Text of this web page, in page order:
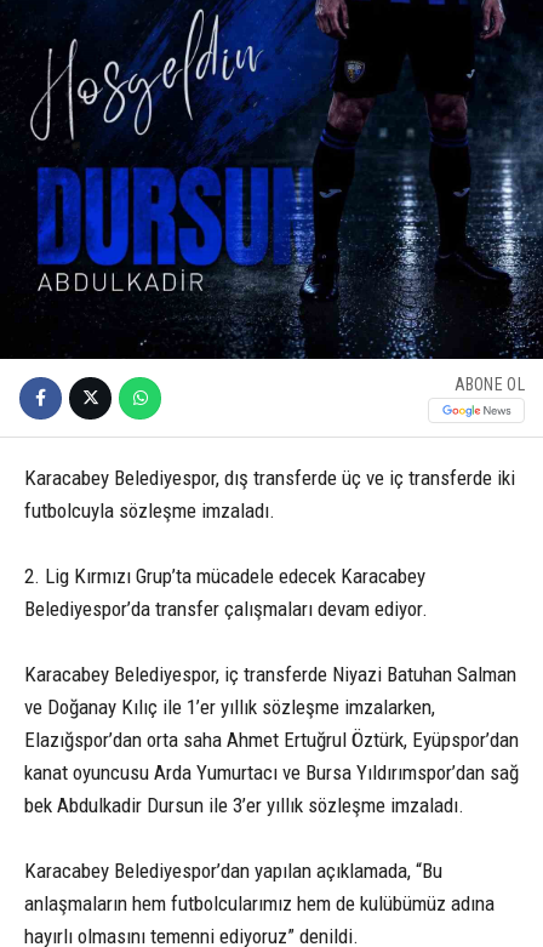
ABONE OL
Karacabey Belediyespor, dış transferde üç ve iç transferde iki
futbolcuyla sözleşme imzaladı.
2. Lig Kırmızı Grup’ta mücadele edecek Karacabey
Belediyespor’da transfer çalışmaları devam ediyor.
Karacabey Belediyespor, iç transferde Niyazi Batuhan Salman
ve Doğanay Kılıç ile 1’er yıllık sözleşme imzalarken,
Elazığspor’dan orta saha Ahmet Ertuğrul Öztürk, Eyüpspor’dan
kanat oyuncusu Arda Yumurtacı ve Bursa Yıldırımspor’dan sağ
bek Abdulkadir Dursun ile 3’er yıllık sözleşme imzaladı.
Karacabey Belediyespor’dan yapılan açıklamada, “Bu
anlaşmaların hem futbolcularımız hem de kulübümüz adına
hayırlı olmasını temenni ediyoruz” denildi.